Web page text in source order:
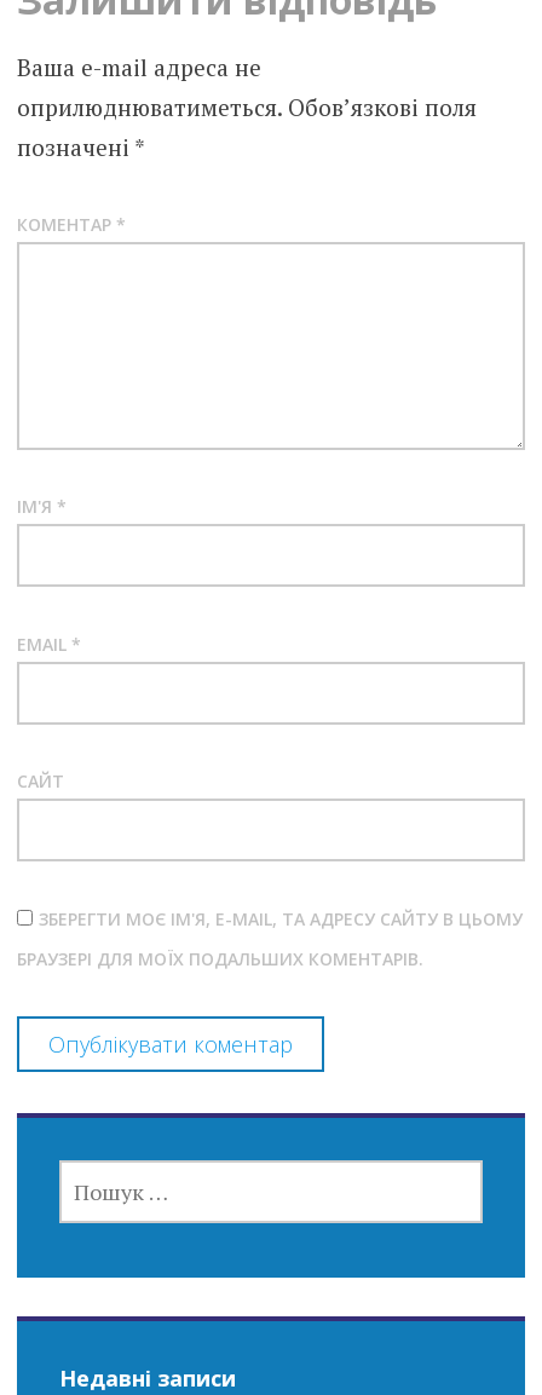
Ваша e-mail адреса не
оприлюднюватиметься. Обов’язкові поля
позначені *
КОМЕНТАР *
ІМ'Я *
EMAIL *
САЙТ
ЗБЕРЕГТИ МОЄ ІМ'Я, E-MAIL, ТА АДРЕСУ САЙТУ В ЦЬОМУ
БРАУЗЕРІ ДЛЯ МОЇХ ПОДАЛЬШИХ КОМЕНТАРІВ.
Недавні записи